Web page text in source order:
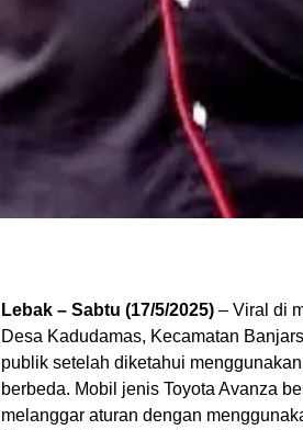
Lebak – Sabtu (17/5/2025) – Viral di
Desa Kadudamas, Kecamatan
publik setelah diketahui
berbeda. Mobil jenis Toyota Avanza
melanggar aturan dengan